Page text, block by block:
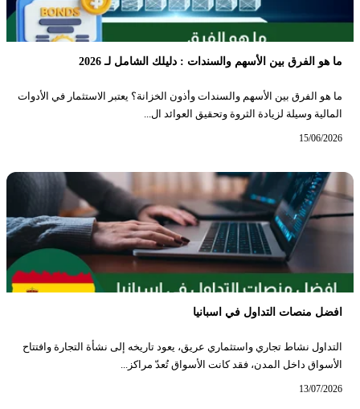
ما هو الفرق بين الأسهم والسندات : دليلك الشامل لـ 2026
ما هو الفرق بين الأسهم والسندات وأذون الخزانة؟ يعتبر الاستثمار في الأدوات
المالية وسيلة لزيادة الثروة وتحقيق العوائد ال...
15/06/2026
افضل منصات التداول في اسبانيا
التداول نشاط تجاري واستثماري عريق، يعود تاريخه إلى نشأة التجارة وافتتاح
الأسواق داخل المدن، فقد كانت الأسواق تُعدّ مراكز...
13/07/2026